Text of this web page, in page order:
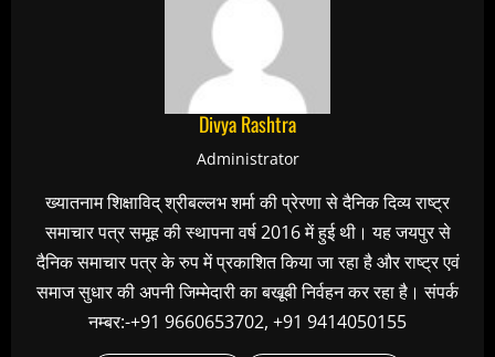
Divya Rashtra
Administrator
ख्यातनाम शिक्षाविद् श्रीबल्लभ शर्मा की प्रेरणा से दैनिक दिव्य राष्ट्र
समाचार पत्र समूह की स्थापना वर्ष 2016 में हुई थी। यह जयपुर से
दैनिक समाचार पत्र के रुप में प्रकाशित किया जा रहा है और राष्ट्र एवं
समाज सुधार की अपनी जिम्मेदारी का बखूबी निर्वहन कर रहा है। संपर्क
नम्बर:-+91 9660653702, +91 9414050155